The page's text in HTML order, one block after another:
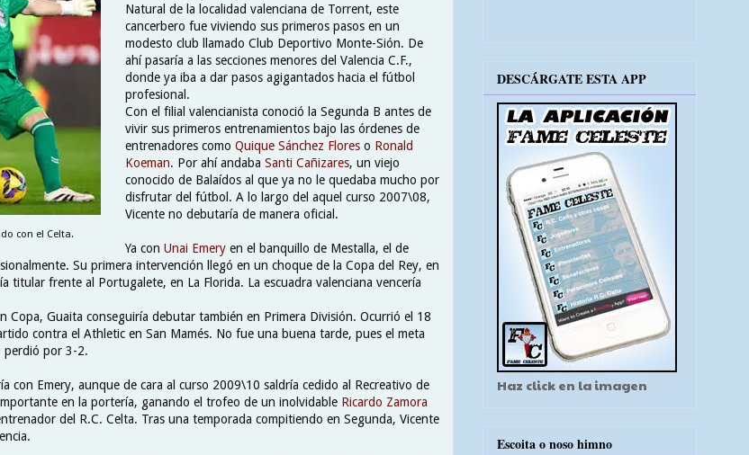
con el Celta.
Natural de la localidad valenciana de Torrent, este
cancerbero fue viviendo sus primeros pasos en un
modesto club llamado Club Deportivo Monte-Sión. De
ahí pasaría a las secciones menores del Valencia C.F.,
donde ya iba a dar pasos agigantados hacia el fútbol
profesional.
Con el filial valencianista conoció la Segunda B antes de
vivir sus primeros entrenamientos bajo las órdenes de
entrenadores como Quique Sánchez Flores o Ronald
Koeman. Por ahí andaba Santi Cañizares, un viejo
conocido de Balaídos al que ya no le quedaba mucho por
disfrutar del fútbol. A lo largo del aquel curso 2007\08,
Vicente no debutaría de manera oficial.
Ya con Unai Emery en el banquillo de Mestalla, el de
Su primera intervención llegó en un choque de la Copa del Rey, en
titular frente al Portugalete, en La Florida. La escuadra valenciana vencería
Copa, Guaita conseguiría debutar también en Primera División. Ocurrió el 18
contra el Athletic en San Mamés. No fue una buena tarde, pues el meta
perdió por 3-2.
con Emery, aunque de cara al curso 2009\10 saldría cedido al Recreativo de
en la portería, ganando el trofeo de un inolvidable Ricardo Zamora
del R.C. Celta. Tras una temporada compitiendo en Segunda, Vicente
DESCÁRGATE ESTA APP
Haz click en la imagen
Escoita o noso himno